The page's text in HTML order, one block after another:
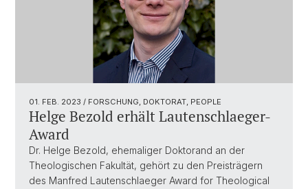
01. FEB. 2023 / FORSCHUNG, DOKTORAT, PEOPLE
Helge Bezold erhält Lautenschlaeger-
Award
Dr. Helge Bezold, ehemaliger Doktorand an der
Theologischen Fakultät, gehört zu den Preisträgern
des Manfred Lautenschlaeger Award for Theological